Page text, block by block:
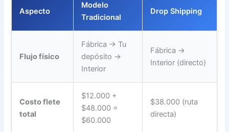
Aspecto
Modelo
Tradicional
Drop Shipping
Flujo físico
Fábrica → Tu
depósito →
Interior
Fábrica →
Interior (directo)
Costo flete
total
$12.000 +
$48.000 =
$60.000
$38.000 (ruta
directa)